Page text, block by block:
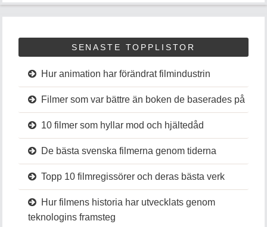
SENASTE TOPPLISTOR
Hur animation har förändrat filmindustrin
Filmer som var bättre än boken de baserades på
10 filmer som hyllar mod och hjältedåd
De bästa svenska filmerna genom tiderna
Topp 10 filmregissörer och deras bästa verk
Hur filmens historia har utvecklats genom
teknologins framsteg